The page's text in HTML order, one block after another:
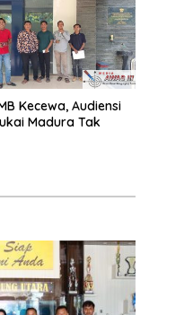
Kecewa, Audiensi
Madura Tak